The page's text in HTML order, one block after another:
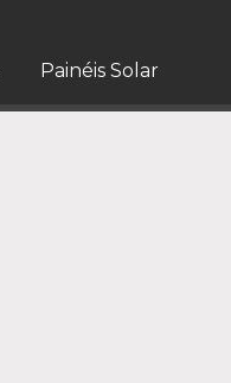
Painéis Solar